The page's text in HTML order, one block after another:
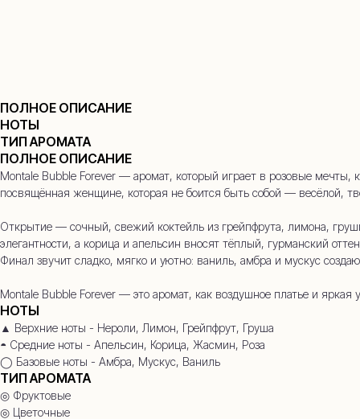
ПОЛНОЕ ОПИСАНИЕ
НОТЫ
ТИП АРОМАТА
ПОЛНОЕ ОПИСАНИЕ
Montale Bubble Forever — аромат, который играет в розовые мечты,
посвящённая женщине, которая не боится быть собой — весёлой,
Открытие — сочный, свежий коктейль из грейпфрута, лимона,
элегантности, а корица и апельсин вносят тёплый, гурманский
Финал звучит сладко, мягко и уютно: ваниль, амбра и мускус
Montale Bubble Forever — это аромат, как воздушное платье и
НОТЫ
▲ Верхние ноты - Нероли, Лимон, Грейпфрут, Груша
◓ Средние ноты - Апельсин, Корица, Жасмин, Роза
◯ Базовые ноты - Амбра, Мускус, Ваниль
ТИП АРОМАТА
◎ Фруктовые
◎ Цветочные